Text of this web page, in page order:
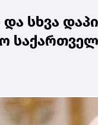
სხვა